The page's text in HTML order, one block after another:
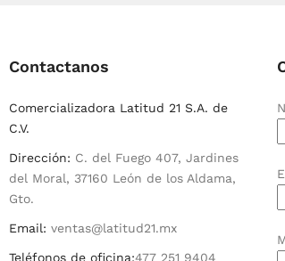
Contactanos
Comercializadora Latitud 21 S.A. de
C.V.
Dirección: C. del Fuego 407, Jardines
del Moral, 37160 León de los Aldama,
Gto.
Email: ventas@latitud21.mx
Teléfonos de oficina:477 251 9404